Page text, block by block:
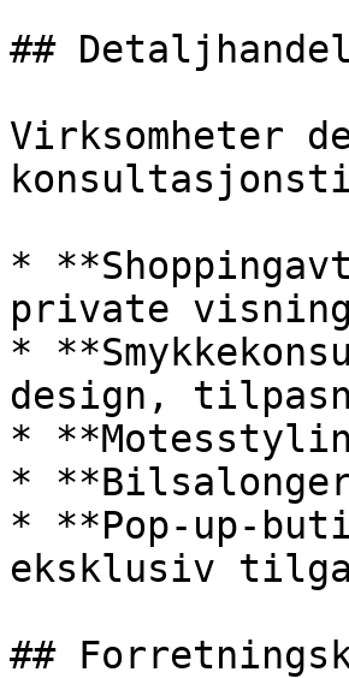
## Detaljhandel
Virksomheter
*
private
*
design,
*
*
* **Pop-up-
eksklusiv
##